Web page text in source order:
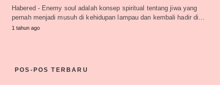
Habered - Enemy soul adalah konsep spiritual tentang jiwa yang
pernah menjadi musuh di kehidupan lampau dan kembali hadir di…
1 tahun ago
POS-POS TERBARU